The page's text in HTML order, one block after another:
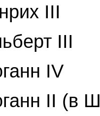
III
III
IV
II (в